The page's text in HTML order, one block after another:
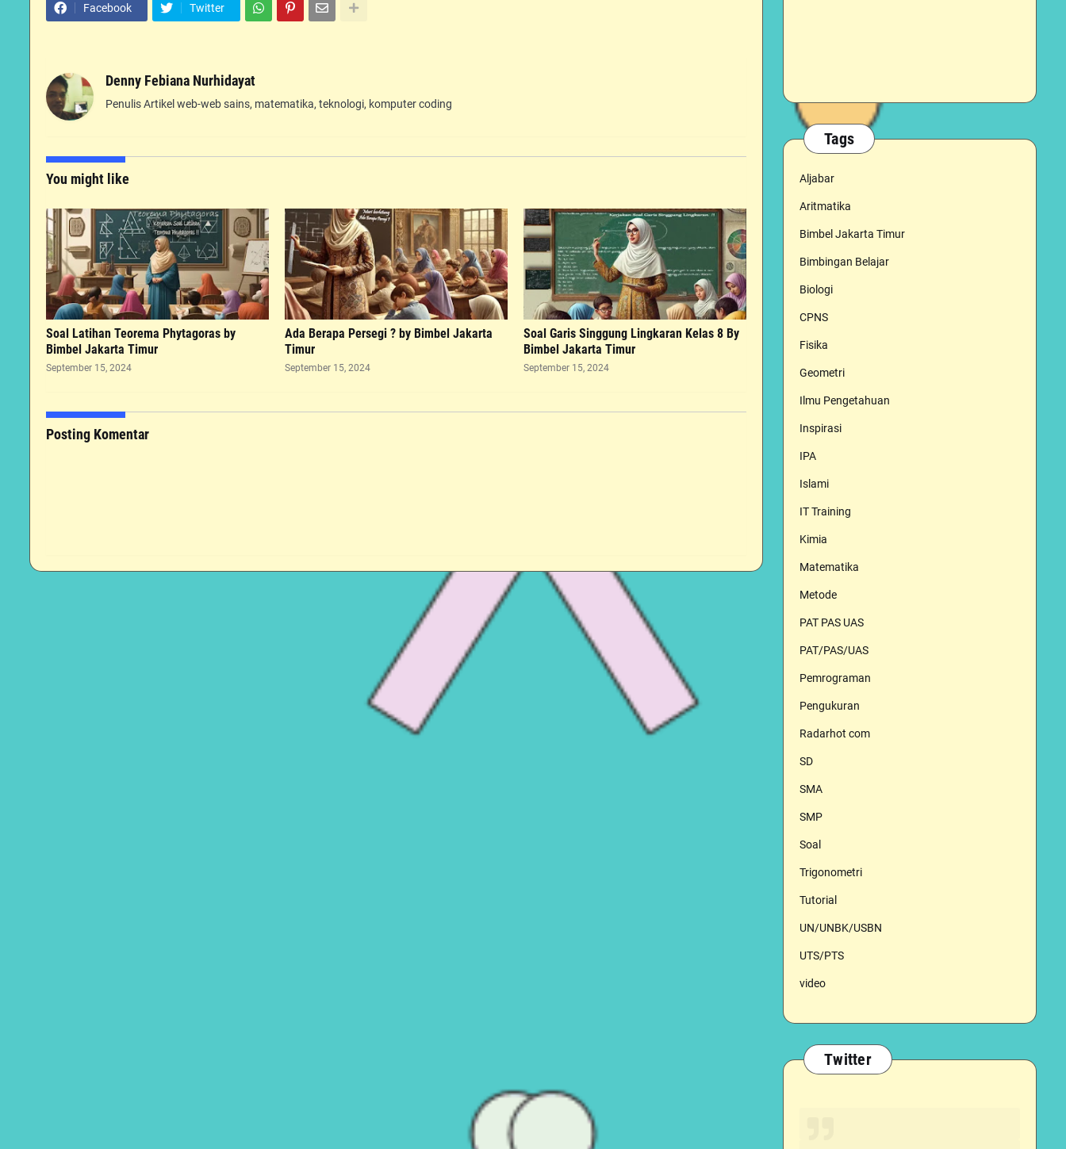
Facebook Twitter
Denny Febiana Nurhidayat
Penulis Artikel web-web sains, matematika, teknologi, komputer coding
You might like
Soal Latihan Teorema Phytagoras by
Bimbel Jakarta Timur
September 15, 2024
Ada Berapa Persegi ? by Bimbel Jakarta
Timur
September 15, 2024
Soal Garis Singgung Lingkaran Kelas 8 By
Bimbel Jakarta Timur
September 15, 2024
Posting Komentar
Tags
Aljabar
Aritmatika
Bimbel Jakarta Timur
Bimbingan Belajar
Biologi
CPNS
Fisika
Geometri
Ilmu Pengetahuan
Inspirasi
IPA
Islami
IT Training
Kimia
Matematika
Metode
PAT PAS UAS
PAT/PAS/UAS
Pemrograman
Pengukuran
Radarhot com
SD
SMA
SMP
Soal
Trigonometri
Tutorial
UN/UNBK/USBN
UTS/PTS
video
Twitter